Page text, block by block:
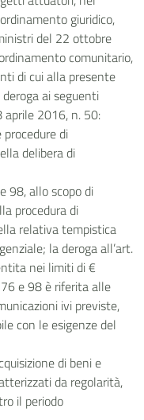
giuridico,
del 22 ottobre
comunitario,
di cui alla presente
ai seguenti
2016, n. 50:
di
delibera di
98, allo scopo di
procedura di
relativa tempistica
la deroga all’art.
nei limiti di €
e 98 è riferita alle
ivi previste,
con le esigenze del
di beni e
da regolarità,
il periodo